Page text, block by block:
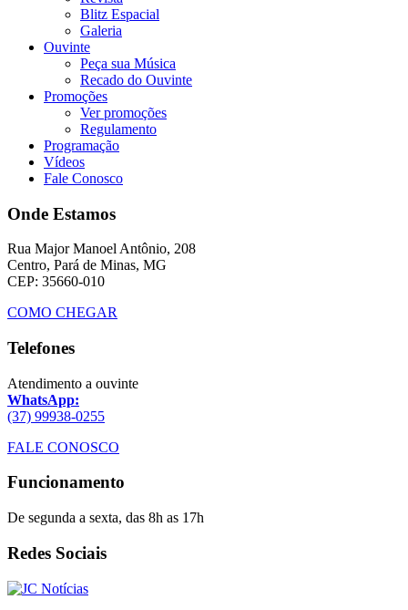
Blitz Espacial
Galeria
Ouvinte
Peça sua Música
Recado do Ouvinte
Promoções
Ver promoções
Regulamento
Programação
Vídeos
Fale Conosco
Onde Estamos
Rua Major Manoel Antônio, 208
Centro, Pará de Minas, MG
CEP: 35660-010
COMO CHEGAR
Telefones
Atendimento a ouvinte
WhatsApp:
(37) 99938-0255
FALE CONOSCO
Funcionamento
De segunda a sexta, das 8h as 17h
Redes Sociais